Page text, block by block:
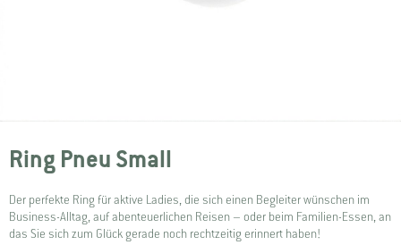
Ring Pneu Small
Der perfekte Ring für aktive Ladies, die sich einen Begleiter wünschen im
Business-Alltag, auf abenteuerlichen Reisen – oder beim Familien-Essen, an
das Sie sich zum Glück gerade noch rechtzeitig erinnert haben!